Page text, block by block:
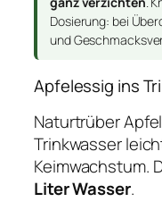
Dosierung: bei
und
Apfelessig ins
Naturtrüber
Trinkwasser
Keimwachstum.
Liter Wasser.